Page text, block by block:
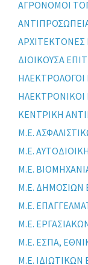
ΑΓΡΟΝΟΜΟΙ
ΑΡΧΙΤΕΚΤΟΝΕΣ
ΔΙΟΙΚΟΥΣΑ
ΗΛΕΚΤΡΟΛΟΓΟΙ
ΗΛΕΚΤΡΟΝΙΚΟΙ
ΚΕΝΤΡΙΚΗ
Μ.Ε.
Μ.Ε.
Μ.Ε.
Μ.Ε. ΔΗΜΟΣΙΩΝ
Μ.Ε.
Μ.Ε.
Μ.Ε. ΕΣΠΑ,
Μ.Ε. ΙΔΙΩΤΙΚΩΝ